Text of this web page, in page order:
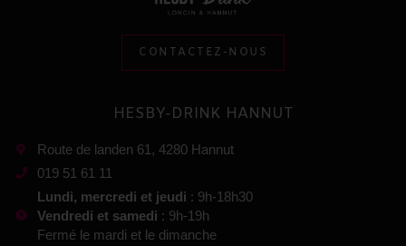
CONTACTEZ-NOUS
HESBY-DRINK HANNUT
Route de landen 61, 4280 Hannut
019 51 61 11
Lundi, mercredi et jeudi : 9h-18h30
Vendredi et samedi : 9h-19h
Fermé le mardi et le dimanche